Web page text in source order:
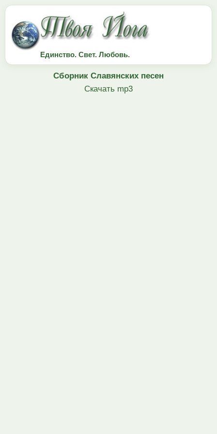
Единство. Свет. Любовь.
Сборник Славянских песен
Скачать mp3